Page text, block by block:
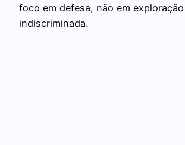
foco em defesa, não em exploração
indiscriminada.